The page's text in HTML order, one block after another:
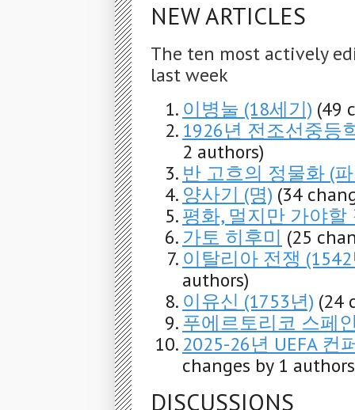
NEW ARTICLES
The ten most actively
last week
이병눌 (18세기) (49
1926년 전조선중등
2 authors)
반 고흐의 정물화 (
양사기 (명) (34
평화, 멀지만 가야할
가토 히후미 (25
이탈리아 전쟁
authors)
이유신 (1753년) (24
푸에르토리코 스페
2025-26년 UEFA 컨
changes by 1
DISCUSSIONS